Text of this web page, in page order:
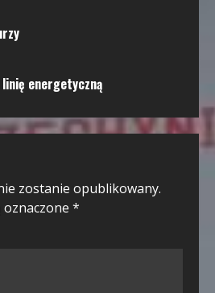
linię energetyczną
zostanie opublikowany.
*